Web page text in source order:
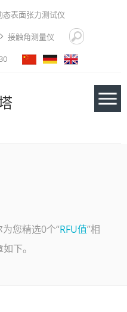
态表面张力测试仪
接触角测量仪
您精选0个“RFU值”相
下。